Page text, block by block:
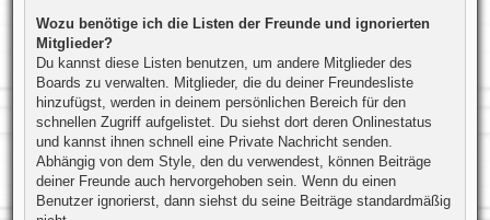
Wozu benötige ich die Listen der Freunde und ignorierten
Mitglieder?
Du kannst diese Listen benutzen, um andere Mitglieder des
Boards zu verwalten. Mitglieder, die du deiner Freundesliste
hinzufügst, werden in deinem persönlichen Bereich für den
schnellen Zugriff aufgelistet. Du siehst dort deren Onlinestatus
und kannst ihnen schnell eine Private Nachricht senden.
Abhängig von dem Style, den du verwendest, können Beiträge
deiner Freunde auch hervorgehoben sein. Wenn du einen
Benutzer ignorierst, dann siehst du seine Beiträge standardmäßig